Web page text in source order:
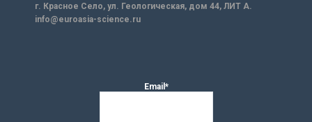
г. Красное Село, ул. Геологическая, дом 44, ЛИТ А.
info@euroasia-science.ru
Email*